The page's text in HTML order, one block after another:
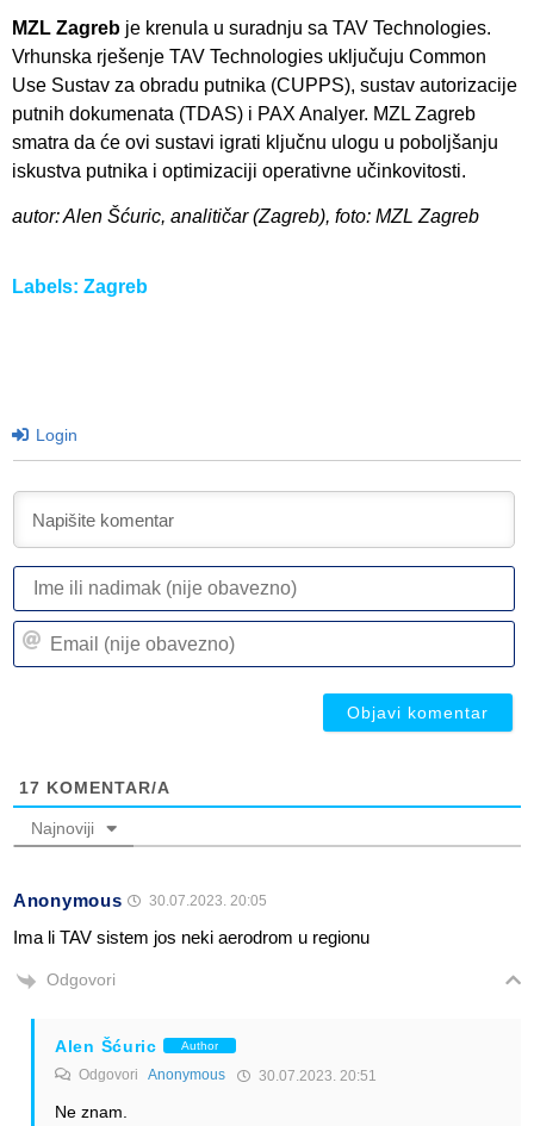
MZL Zagreb je krenula u suradnju sa TAV Technologies.
Vrhunska rješenje TAV Technologies uključuju Common
Use Sustav za obradu putnika (CUPPS), sustav autorizacije
putnih dokumenata (TDAS) i PAX Analyer. MZL Zagreb
smatra da će ovi sustavi igrati ključnu ulogu u poboljšanju
iskustva putnika i optimizaciji operativne učinkovitosti.
autor: Alen Šćuric, analitičar (Zagreb), foto: MZL Zagreb
Labels: Zagreb
Login
17 KOMENTAR/A
Najnoviji
Anonymous 30.07.2023. 20:05
Ima li TAV sistem jos neki aerodrom u regionu
Odgovori
Alen Šćuric Author
Odgovori Anonymous 30.07.2023. 20:51
Ne znam.